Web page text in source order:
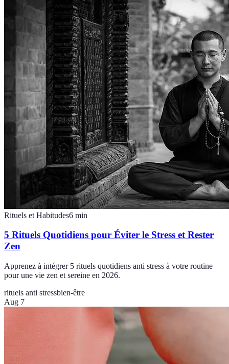
Rituels et Habitudes6 min
5 Rituels Quotidiens pour Éviter le Stress et Rester
Zen
Apprenez à intégrer 5 rituels quotidiens anti stress à votre routine
pour une vie zen et sereine en 2026.
rituels anti stressbien-être
Aug 7